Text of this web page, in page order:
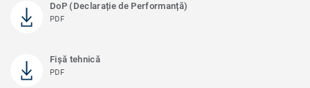
DoP (Declarație de Performanță)
PDF
Fișă tehnică
PDF